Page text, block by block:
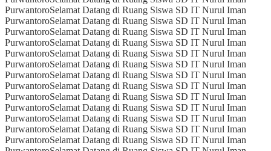
PurwantoroSelamat Datang di Ruang Siswa SD IT Nurul Iman
PurwantoroSelamat Datang di Ruang Siswa SD IT Nurul Iman
PurwantoroSelamat Datang di Ruang Siswa SD IT Nurul Iman
PurwantoroSelamat Datang di Ruang Siswa SD IT Nurul Iman
PurwantoroSelamat Datang di Ruang Siswa SD IT Nurul Iman
PurwantoroSelamat Datang di Ruang Siswa SD IT Nurul Iman
PurwantoroSelamat Datang di Ruang Siswa SD IT Nurul Iman
PurwantoroSelamat Datang di Ruang Siswa SD IT Nurul Iman
PurwantoroSelamat Datang di Ruang Siswa SD IT Nurul Iman
PurwantoroSelamat Datang di Ruang Siswa SD IT Nurul Iman
PurwantoroSelamat Datang di Ruang Siswa SD IT Nurul Iman
PurwantoroSelamat Datang di Ruang Siswa SD IT Nurul Iman
PurwantoroSelamat Datang di Ruang Siswa SD IT Nurul Iman